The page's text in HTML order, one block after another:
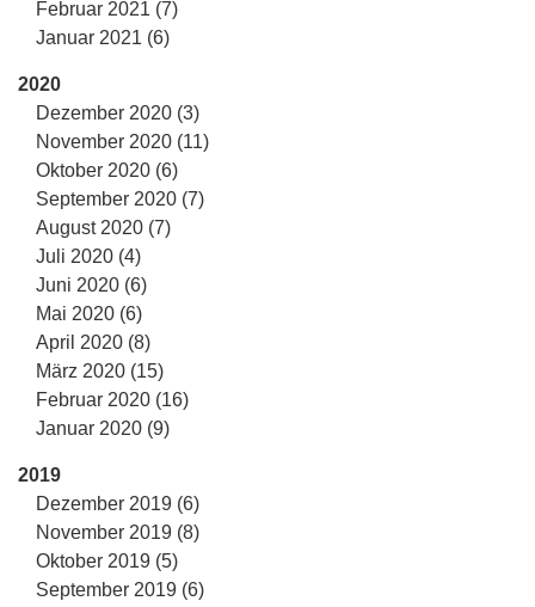
Februar 2021 (7)
Januar 2021 (6)
2020
Dezember 2020 (3)
November 2020 (11)
Oktober 2020 (6)
September 2020 (7)
August 2020 (7)
Juli 2020 (4)
Juni 2020 (6)
Mai 2020 (6)
April 2020 (8)
März 2020 (15)
Februar 2020 (16)
Januar 2020 (9)
2019
Dezember 2019 (6)
November 2019 (8)
Oktober 2019 (5)
September 2019 (6)